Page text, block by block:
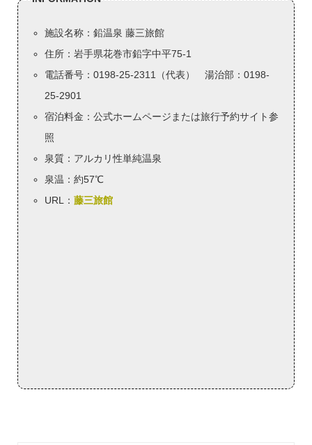
施設名称：鉛温泉 藤三旅館
住所：岩手県花巻市鉛字中平75-1
電話番号：0198-25-2311（代表） 湯治部：0198-
25-2901
宿泊料金：公式ホームページまたは旅行予約サイト参
照
泉質：アルカリ性単純温泉
泉温：約57℃
URL：藤三旅館